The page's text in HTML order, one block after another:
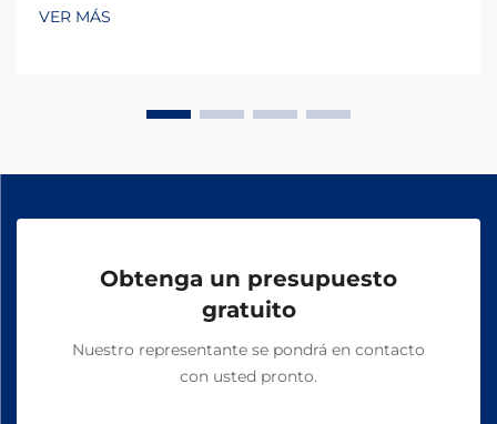
VER MÁS
Obtenga un presupuesto
gratuito
Nuestro representante se pondrá en contacto
con usted pronto.